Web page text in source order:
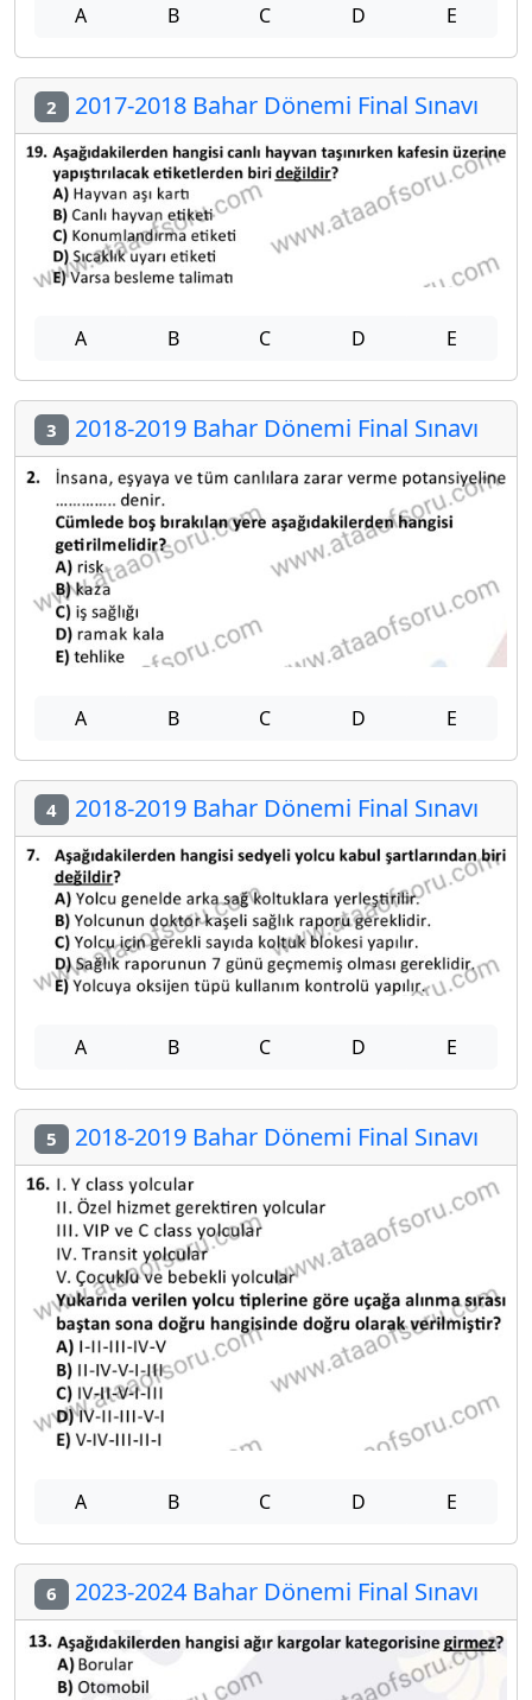
A B C D E
2 2017-2018 Bahar Dönemi Final Sınavı
A B C D E
3 2018-2019 Bahar Dönemi Final Sınavı
A B C D E
4 2018-2019 Bahar Dönemi Final Sınavı
A B C D E
5 2018-2019 Bahar Dönemi Final Sınavı
A B C D E
6 2023-2024 Bahar Dönemi Final Sınavı